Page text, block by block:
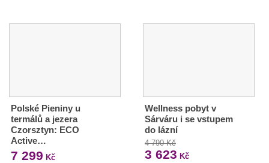
Polské Pieniny u
termálů a jezera
Czorsztyn: ECO
Active…
7 299 Kč
Wellness pobyt v
Sárváru i se vstupem
do lázní
4 790 Kč
3 623 Kč